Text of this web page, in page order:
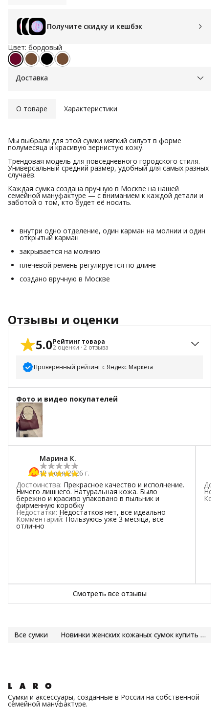
Получите скидку и кешбэк
Цвет: бордовый
Доставка
О товаре Характеристики
Мы выбрали для этой сумки мягкий силуэт в форме
полумесяца и красивую зернистую кожу.
Трендовая модель для повседневного городского стиля.
Универсальный средний размер, удобный для самых разных
случаев.
Каждая сумка создана вручную в Москве на нашей
семейной мануфактуре — с вниманием к каждой детали и
заботой о том, кто будет её носить.
внутри одно отделение, один карман на молнии и один
открытый карман
закрывается на молнию
плечевой ремень регулируется по длине
создано вручную в Москве
Отзывы и оценки
5.0Рейтинг товара
2 оценки · 2 отзыва
Проверенный рейтинг с Яндекс Маркета
5 звёзд
2
4 звезды
3 звезды
2 звезды
Фото и видео покупателей
Марина К.
12 июня 2026 г.
Достоинства: Прекрасное качество и исполнение.
Ничего лишнего. Натуральная кожа. Было
бережно и красиво упаковано в пыльник и
фирменную коробку
Недостатки: Недостатков нет, все идеально
Комментарий: Пользуюсь уже 3 месяца, все
отлично
Смотреть все отзывы
Все сумки Новинки женских кожаных сумок купить | LARO
Сумки и аксессуары, созданные в России на собственной
семейной мануфактуре.